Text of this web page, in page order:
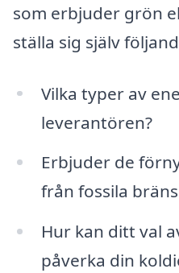
som erbjuder grön
ställa sig själv
Vilka typer av
leverantören?
Erbjuder de
från fossila
Hur kan ditt val
påverka din